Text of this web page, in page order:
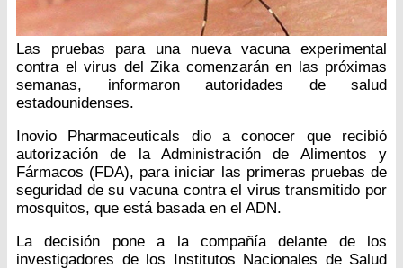
Las pruebas para una nueva vacuna experimental
contra el virus del Zika comenzarán en las próximas
semanas, informaron autoridades de salud
estadounidenses.
Inovio Pharmaceuticals dio a conocer que recibió
autorización de la Administración de Alimentos y
Fármacos (FDA), para iniciar las primeras pruebas de
seguridad de su vacuna contra el virus transmitido por
mosquitos, que está basada en el ADN.
La decisión pone a la compañía delante de los
investigadores de los Institutos Nacionales de Salud